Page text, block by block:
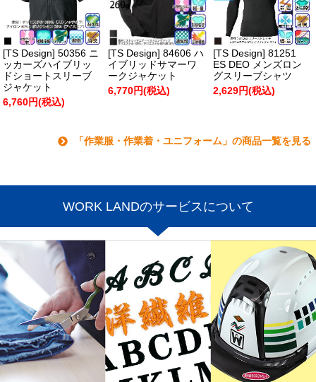
[TS Design] 50356 ニ
ッカーズハイブリッ
ドショートスリーブ
ジャケット
6,760円(税込)
[TS Design] 84606 ハ
イブリッドサマーワ
ークジャケット
6,770円(税込)
[TS Design] 81251
ES DEO メンズロン
グスリーブシャツ
2,629円(税込)
「作業服・作業着・ユニフォーム」の商品一覧を見る
WORK LANDのサービスについて